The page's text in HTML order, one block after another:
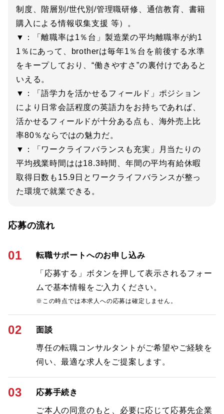
制度、階層別/世代別/管理職研修、通信教育、書籍
購入による情報収集支援 等）。
▼：「離職率は1％台」製造業の平均離職率が約1
1％にあって、brotherは毎年1％台を前後する水準
をキープしており、“働きやすさ”の裏付けであると
いえる。
▼：「語学力を活かせるフィールド」ポジション
により日常会話程度の英語力をお持ちであれば、
活かせるフィールドが十分ある点も、海外売上比
率80％ならではの魅力だ。
▼：「ワークライフバランスも充実」月当たりの
平均残業時間はは18.3時間、年間の平均有給休暇
取得日数も15.9日とワークライフバランスが整っ
た環境で就業できる。
応募の流れ
01 転職サポートへのお申し込み
「応募する」ボタンを押して表示されるフォー
ムで基本情報をご入力ください。
※この時点では本求人への応募は確定しません。
02 面談
専任の転職コンサルタントがご希望やご経験を
伺い、最適な求人をご提案します。
03 応募手続き
ご本人の同意のもと、必要に応じて応募先企業